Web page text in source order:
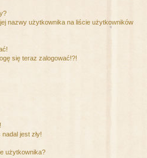
nazwy użytkownika na liście użytkowników
się teraz zalogować!?!
jest zły!
użytkownika?